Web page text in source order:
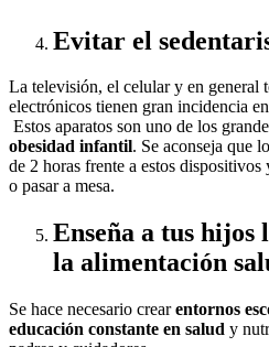
Evitar el
La televisión, el celular y en general
electrónicos tienen gran incidencia
Estos aparatos son uno de los
obesidad infantil. Se aconseja que
de 2 horas frente a estos
o pasar a mesa.
Enseña a tus
la alimentación
Se hace necesario crearentornos
educación constante en salud y